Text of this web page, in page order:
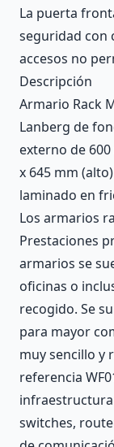
La puerta
seguridad con
accesos no
Descripción
Armario Rack
Lanberg de
externo de
x 645 mm
laminado en
Los armarios
Prestaciones
armarios se
oficinas o
recogido. Se
para mayor
muy sencillo y
referencia
switches,